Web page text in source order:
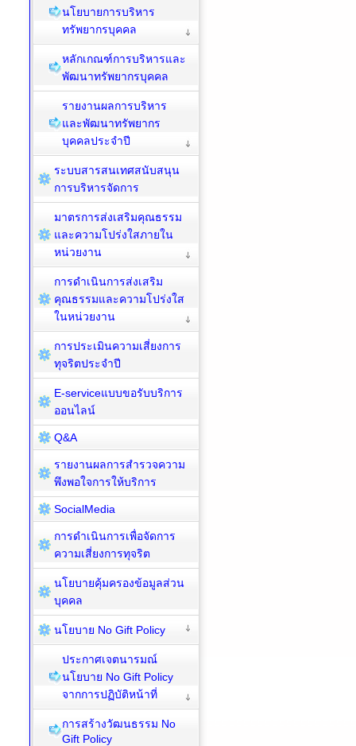
นโยบายการบริหาร
ทรัพยากรบุคคล
หลักเกณฑ์การบริหารและ
พัฒนาทรัพยากรบุคคล
รายงานผลการบริหาร
และพัฒนาทรัพยากร
บุคคลประจำปี
ระบบสารสนเทศสนับสนุน
การบริหารจัดการ
มาตรการส่งเสริมคุณธรรม
และความโปร่งใสภายใน
หน่วยงาน
การดำเนินการส่งเสริม
คุณธรรมและความโปร่งใส
ในหน่วยงาน
การประเมินความเสี่ยงการ
ทุจริตประจำปี
E-serviceแบบขอรับบริการ
ออนไลน์
Q&A
รายงานผลการสำรวจความ
พึงพอใจการให้บริการ
SocialMedia
การดำเนินการเพื่อจัดการ
ความเสี่ยงการทุจริต
นโยบายคุ้มครองข้อมูลส่วน
บุคคล
นโยบาย No Gift Policy
ประกาศเจตนารมณ์
นโยบาย No Gift Policy
จากการปฏิบัติหน้าที่
การสร้างวัฒนธรรม No
Gift Policy